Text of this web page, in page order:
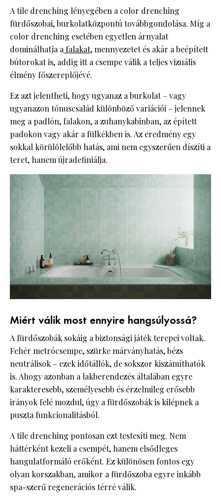
A tile drenching lényegében a color drenching
fürdőszobai, burkolatközpontú továbbgondolása. Míg a
color drenching esetében egyetlen árnyalat
dominálhatja a falakat, mennyezetet és akár a beépített
bútorokat is, addig itt a csempe válik a teljes vizuális
élmény főszereplőjévé.
Ez azt jelentheti, hogy ugyanaz a burkolat – vagy
ugyanazon tónuscsalád különböző variációi – jelennek
meg a padlón, falakon, a zuhanykabinban, az épített
padokon vagy akár a fülkékben is. Az eredmény egy
sokkal körülölelőbb hatás, ami nem egyszerűen díszíti a
teret, hanem újradefiniálja.
Miért válik most ennyire hangsúlyossá?
A fürdőszobák sokáig a biztonsági játék terepei voltak.
Fehér metrócsempe, szürke márványhatás, bézs
neutrálisok – ezek időtállók, de sokszor kiszámíthatók
is. Ahogy azonban a lakberendezés általában egyre
karakteresebb, személyesebb és érzelmileg erősebb
irányok felé mozdul, úgy a fürdőszobák is kilépnek a
puszta funkcionalitásból.
A tile drenching pontosan ezt testesíti meg. Nem
háttérként kezeli a csempét, hanem elsődleges
hangulatformáló erőként. Ez különösen fontos egy
olyan korszakban, amikor a fürdőszoba egyre inkább
spa-szerű regenerációs térré válik.